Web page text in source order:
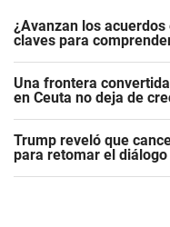
¿Avanzan los
claves para
Una frontera
en Ceuta no deja de
Trump reveló que
para retomar el diálogo